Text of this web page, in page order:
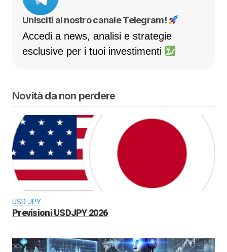
Unisciti al nostro canale Telegram!
Accedi a news, analisi e strategie
esclusive per i tuoi investimenti
Novità da non perdere
USD JPY
Previsioni USDJPY 2026